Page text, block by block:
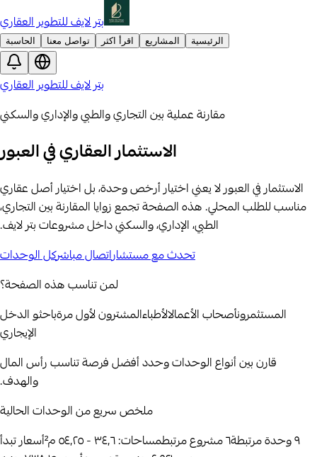
بتر لايف للتطوير العقاري
الرئيسية المشاريع اقرأ اكثر تواصل معنا الحاسبة
بتر لايف للتطوير العقاري
مقارنة عملية بين التجاري والطبي والإداري والسكني
الاستثمار العقاري في العبور
الاستثمار في العبور لا يعني اختيار أرخص وحدة، بل اختيار أصل عقاري
مناسب للطلب المحلي. هذه الصفحة تجمع زوايا المقارنة بين التجاري،
الطبي، الإداري، والسكني داخل مشروعات بتر لايف.
تحدث مع مستشاراتصال مباشركل الوحدات
لمن تناسب هذه الصفحة؟
المستثمرونأصحاب الأعمالالأطباءالمشترون لأول مرةباحثو الدخل
الإيجاري
قارن بين أنواع الوحدات وحدد أفضل فرصة تناسب رأس المال
والهدف.
ملخص سريع من الوحدات الحالية
٩وحدة مرتبطة٦مشروع مرتبطمساحات:٣٤٫٦ - ٥٤٫٢٥ م²
أسعار تبدأ